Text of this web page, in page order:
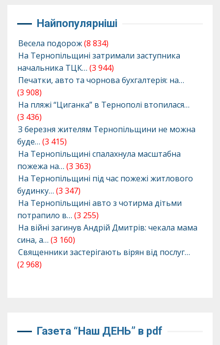
Найпопулярніші
Весела подорож(8 834)
На Тернопільщині затримали заступника
начальника ТЦК… (3 944)
Печатки, авто та чорнова бухгалтерія: на…
(3 908)
На пляжі “Циганка” в Тернополі втопилася…
(3 436)
З березня жителям Тернопільщини не можна
буде… (3 415)
На Тернопільщині спалахнула масштабна
пожежа на… (3 363)
На Тернопільщині під час пожежі житлового
будинку… (3 347)
На Тернопільщині авто з чотирма дітьми
потрапило в… (3 255)
На війні загинув Андрій Дмитрів: чекала мама
сина, а… (3 160)
Священники застерігають вірян від послуг…
(2 968)
Газета “Наш ДЕНЬ” в pdf